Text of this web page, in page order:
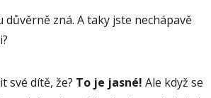
zná. A taky jste nechápavě
své dítě, že? To je jasné! Ale když se